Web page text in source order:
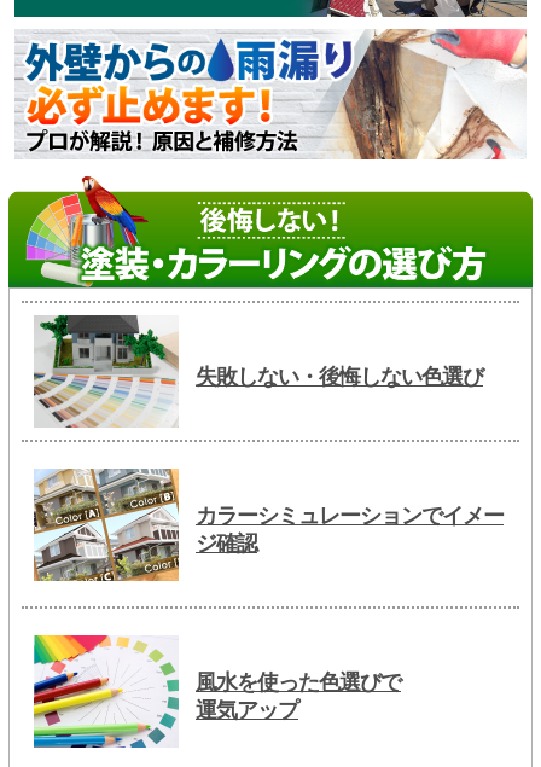
失敗しない・後悔しない色選び
カラーシミュレーションでイメー
ジ確認
風水を使った色選びで
運気アップ